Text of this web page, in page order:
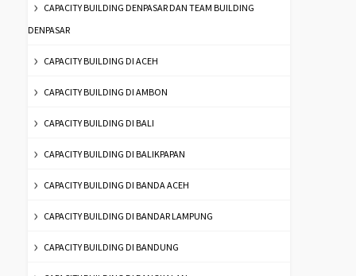
CAPACITY BUILDING DENPASAR DAN TEAM BUILDING
DENPASAR
CAPACITY BUILDING DI ACEH
CAPACITY BUILDING DI AMBON
CAPACITY BUILDING DI BALI
CAPACITY BUILDING DI BALIKPAPAN
CAPACITY BUILDING DI BANDA ACEH
CAPACITY BUILDING DI BANDAR LAMPUNG
CAPACITY BUILDING DI BANDUNG